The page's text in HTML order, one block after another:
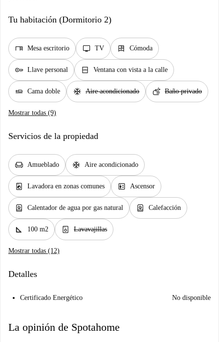
Tu habitación (Dormitorio 2)
desk Mesa escritorio tv TV dresser Cómoda
key Llave personal window_closed Ventana con vista a la calle
airline_seat_flat Cama doble ac_unit Aire acondicionado soap Baño privado
Mostrar todas (9)
Servicios de la propiedad
chair Amueblado ac_unit Aire acondicionado
local_laundry_service Lavadora en zonas comunes elevator Ascensor
water_heater Calentador de agua por gas natural water_heater Calefacción
square_foot 100 m2 dishwasher_gen Lavavajillas
Mostrar todas (12)
Detalles
Certificado Energético No disponible
La opinión de Spotahome